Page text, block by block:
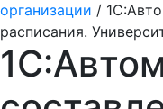
организации /
расписания.